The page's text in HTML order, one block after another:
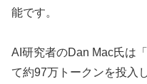
能です。
AI研究者のDan Mac氏は
て約97万トークンを投入